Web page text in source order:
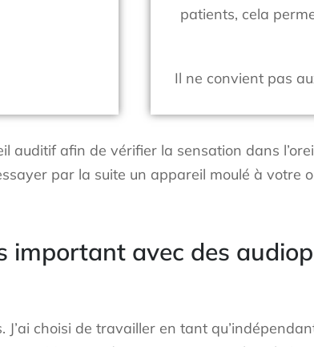
patients, cela
Il ne convient pas
auditif afin de vérifier la sensation dans
par la suite un appareil moulé à votre
important avec des
choisi de travailler en tant